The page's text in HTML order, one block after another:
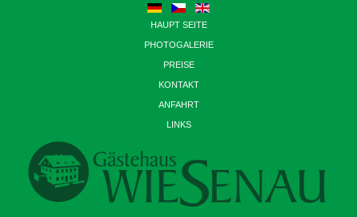
HAUPT SEITE
PHOTOGALERIE
PREISE
KONTAKT
ANFAHRT
LINKS